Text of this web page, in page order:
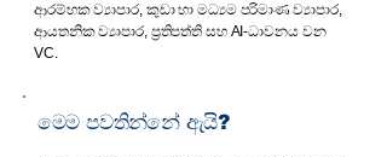
ආරම්භක ව්‍යාපාර, කුඩා හා මධ්‍යම පරිමාණ ව්‍යාපාර,
ආයතනික ව්‍යාපාර, ප්‍රතිපත්ති සහ AI-ධාවනය වන
VC.
මෙම පවතින්නේ ඇයි?